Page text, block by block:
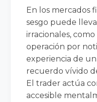
En los mercados
sesgo puede
irracionales,
operación por
experiencia de
recuerdo vívido
El trader actúa
accesible